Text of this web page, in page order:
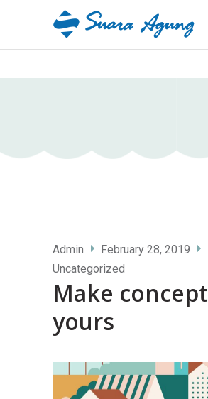
Admin
February 28, 2019
Uncategorized
Make concept
yours